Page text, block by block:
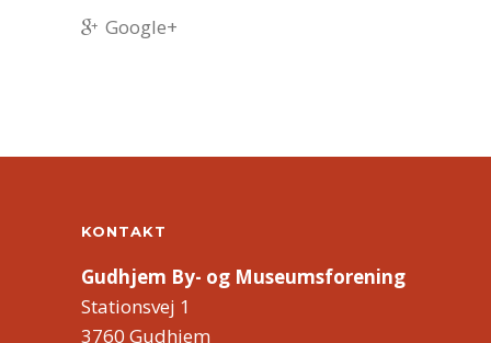
Google+
KONTAKT
Gudhjem By- og Museumsforening
Stationsvej 1
3760 Gudhjem